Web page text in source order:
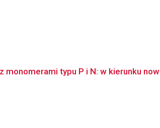
typu P i N: w kierunku